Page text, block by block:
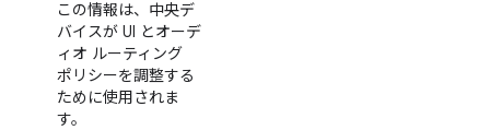
この情報は、中央デ
バイスが UI とオーデ
ィオ ルーティング
ポリシーを調整する
ために使用されま
す。